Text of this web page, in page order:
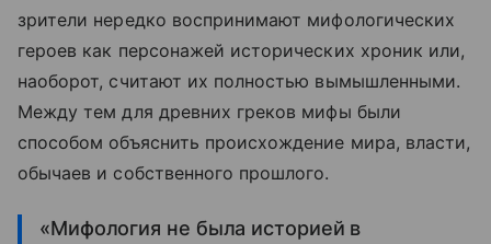
зрители нередко воспринимают мифологических
героев как персонажей исторических хроник или,
наоборот, считают их полностью вымышленными.
Между тем для древних греков мифы были
способом объяснить происхождение мира, власти,
обычаев и собственного прошлого.
«Мифология не была историей в